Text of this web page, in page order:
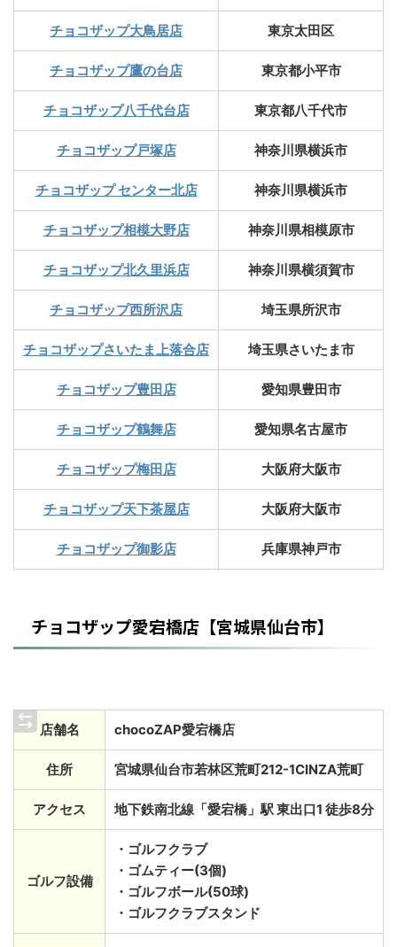
チョコザップ大鳥居店 東京太田区
チョコザップ鷹の台店 東京都小平市
チョコザップ八千代台店 東京都八千代市
チョコザップ戸塚店 神奈川県横浜市
チョコザップ センター北店 神奈川県横浜市
チョコザップ相模大野店 神奈川県相模原市
チョコザップ北久里浜店 神奈川県横須賀市
チョコザップ西所沢店 埼玉県所沢市
チョコザップさいたま上落合店 埼玉県さいたま市
チョコザップ豊田店 愛知県豊田市
チョコザップ鶴舞店 愛知県名古屋市
チョコザップ梅田店 大阪府大阪市
チョコザップ天下茶屋店 大阪府大阪市
チョコザップ御影店 兵庫県神戸市
チョコザップ愛宕橋店【宮城県仙台市】
店舗名 chocoZAP愛宕橋店
住所 宮城県仙台市若林区荒町212-1CINZA荒町
アクセス 地下鉄南北線「愛宕橋」駅 東出口1 徒歩8分
ゴルフ設備
・ゴルフクラブ
・ゴムティー(3個)
・ゴルフボール(50球)
・ゴルフクラブスタンド